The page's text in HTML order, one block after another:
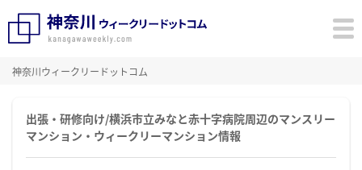
神奈川ウィークリードットコム
出張・研修向け/横浜市立みなと赤十字病院周辺のマンスリー
マンション・ウィークリーマンション情報